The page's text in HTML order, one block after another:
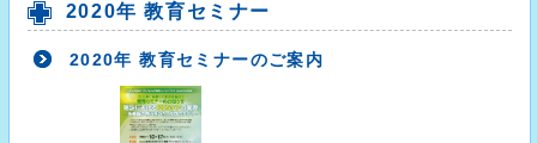
2020年 教育セミナー
2020年 教育セミナーのご案内